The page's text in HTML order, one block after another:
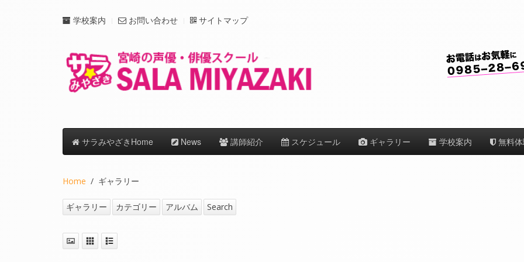
学校案内 お問い合わせ サイトマップ
サラみやざきHome News 講師紹介 スケジュール ギャラリー 学校案内 無料
Home ギャラリー
ギャラリー カテゴリー アルバム Search